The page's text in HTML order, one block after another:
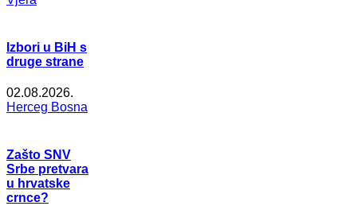
Izbori u BiH s
druge strane
02.08.2026.
Herceg Bosna
Zašto SNV
Srbe pretvara
u hrvatske
crnce?